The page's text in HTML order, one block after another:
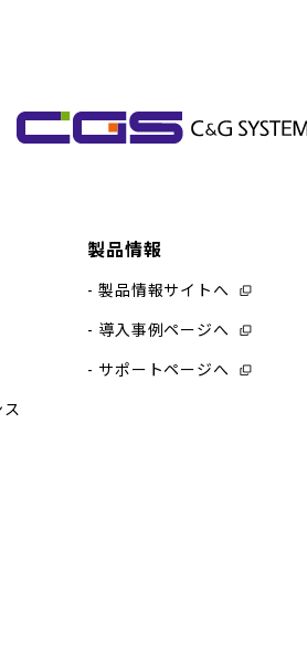
製品情報
製品情報サイトへ
導入事例ページへ
サポートページへ